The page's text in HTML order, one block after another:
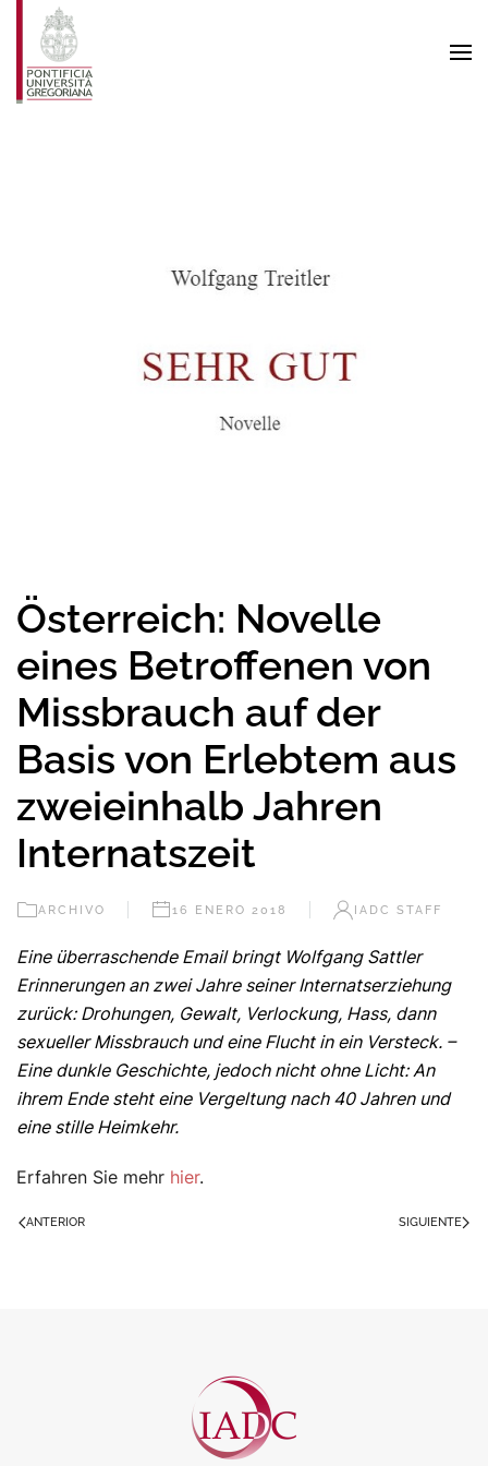
Skip to main content
Österreich: Novelle
eines Betroffenen von
Missbrauch auf der
Basis von Erlebtem aus
zweieinhalb Jahren
Internatszeit
ARCHIVO 16 ENERO 2018 IADC STAFF
Eine überraschende Email bringt Wolfgang Sattler
Erinnerungen an zwei Jahre seiner Internatserziehung
zurück: Drohungen, Gewalt, Verlockung, Hass, dann
sexueller Missbrauch und eine Flucht in ein Versteck. –
Eine dunkle Geschichte, jedoch nicht ohne Licht: An
ihrem Ende steht eine Vergeltung nach 40 Jahren und
eine stille Heimkehr.
Erfahren Sie mehr hier.
ANTERIOR SIGUIENTE